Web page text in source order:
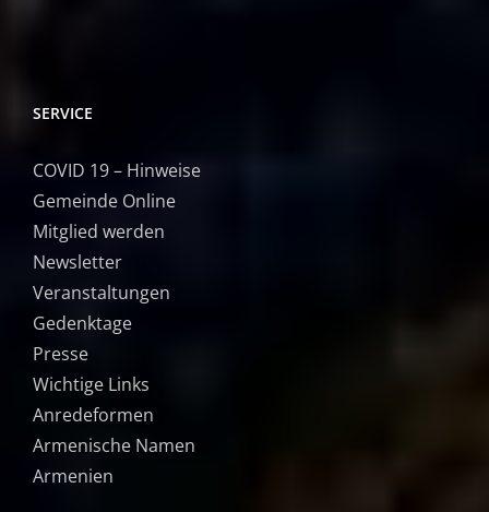
SERVICE
COVID 19 – Hinweise
Gemeinde Online
Mitglied werden
Newsletter
Veranstaltungen
Gedenktage
Presse
Wichtige Links
Anredeformen
Armenische Namen
Armenien